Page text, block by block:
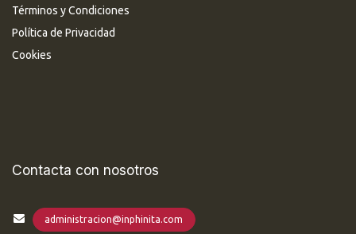
Términos y Condiciones
Política de Privacidad
Cookies
Contacta con nosotros
administracion@inphinita.com